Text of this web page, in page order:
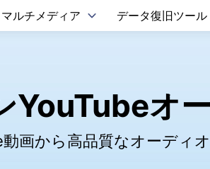
マルチメディア データ復旧ツール
YouTubeオ
画から高品質なオーディオ